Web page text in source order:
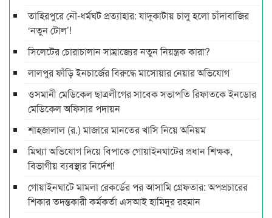
তাহিরপুরে নৌ-ধর্মঘট প্রত্যাহার: যাদুকাটায় চালু হলো চাঁদাবাজির
‘নতুন টোল’!
সিলেটের চোরাচালান সাম্রাজ্যের নতুন নিয়ন্ত্রক কারা?
লালপুর ফাঁড়ি ইনচার্জের বিরুদ্ধে মাসোয়ার নেয়ার অভিযোগ
ওসমানী মেডিকেল ছাত্রলীগের সাবেক সভাপতি রিফাতকে ইনডোর
মেডিকেল অফিসার পদায়ন
শাহজালাল (র.) মাজারে মানতের খাসি নিয়ে অনিয়ম
মিথ্যা অভিযোগ দিয়ে বিপাকে গোয়াইনঘাটের প্রধান শিক্ষক,
বিভাগীয় ব্যবস্থার নির্দেশ!
গোয়াইনঘাটে মামলা রেকর্ডের পর আসামি গ্রেফতার: অপপ্রচারের
শিকার তদন্তকারী কর্মকর্তা এসআই হামিদুর রহমান